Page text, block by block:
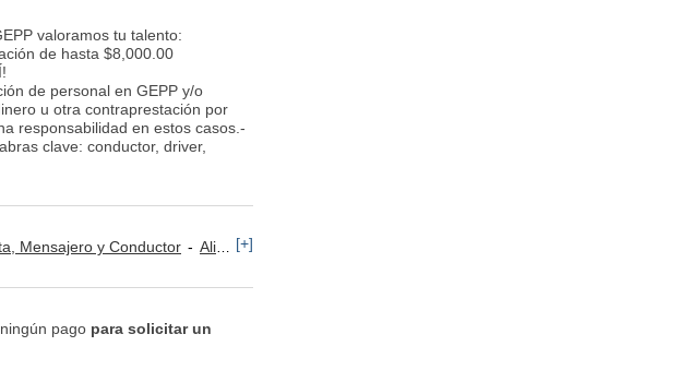
valoramos tu talento:
de hasta $8,000.00
de personal en GEPP y/o
u otra contraprestación por
responsabilidad en estos casos.-
clave: conductor, driver,
Mensajero y Conductor Alimentos / Bebidas / Tabaco [+]
pago para solicitar un